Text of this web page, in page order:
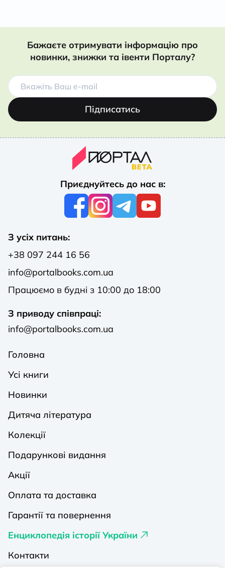
Бажаєте отримувати інформацію про
новинки, знижки та івенти Порталу?
Підписатись
Приєднуйтесь до нас в:
З усіх питань:
+38 097 244 16 56
info@portalbooks.com.ua
Працюємо в будні з 10:00 до 18:00
З приводу співпраці:
info@portalbooks.com.ua
Головна
Усі книги
Новинки
Дитяча література
Колекції
Подарункові видання
Акції
Оплата та доставка
Гарантії та повернення
Енциклопедія історії України
Контакти